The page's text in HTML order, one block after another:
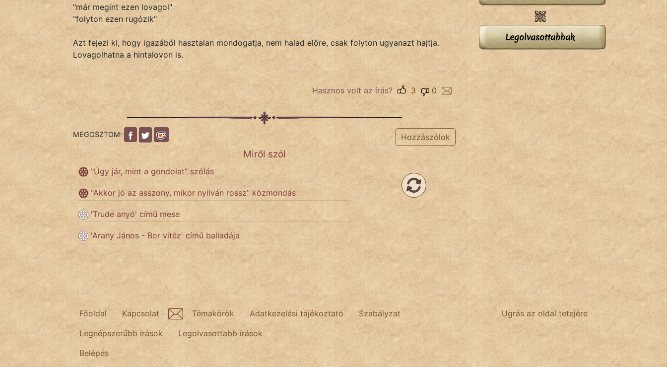
KÖZMONDÁS
FILM
Népszerű szerzőink:
fantom
Láron Ádám
"már megint ezen lovagol"
"folyton ezen rugózik"
Azt fejezi ki, hogy igazából hasztalan mondogatja, nem halad előre, csak folyton ugyanazt hajtja.
Lovagolhatna a hintalovon is.
Hasznos volt az írás? 0
3
MEGOSZTOM: Hozzászólok
Miről szól
"Úgy jár, mint a gondolat" szólás
"Akkor jó az asszony, mikor nyilván rossz" közmondás
'Trude anyó' című mese
'Arany János - Bor vitéz' című balladája
Legolvasottabbak
Ugrás az oldal tetejére
Főoldal Kapcsolat Témakörök Adatkezelési tájékoztató
Szabályzat
Legnépszerűbb írások
Legolvasottabb írások
Belépés